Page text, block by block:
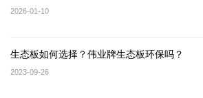
2026-01-10
生态板如何选择？伟业牌生态板环保吗？
2023-09-26